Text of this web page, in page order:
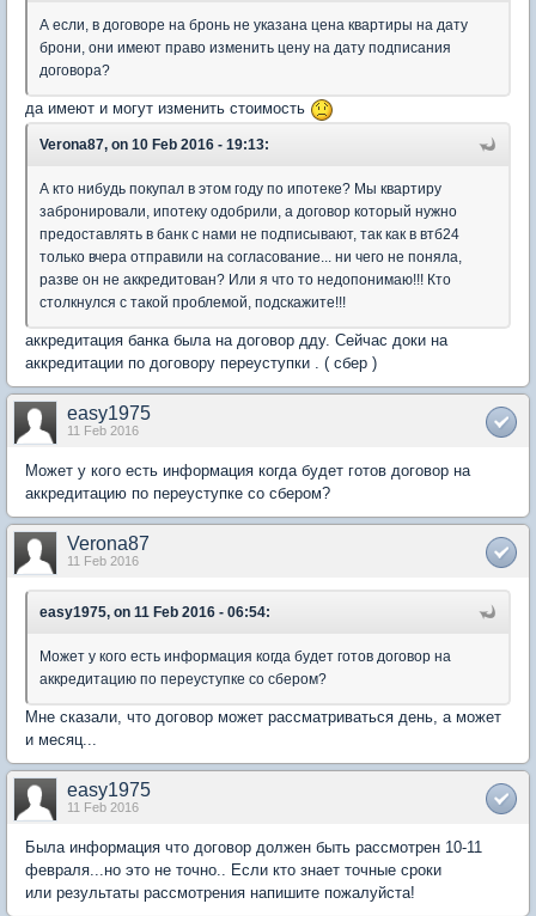
А если, в договоре на бронь не указана цена квартиры на дату
брони, они имеют право изменить цену на дату подписания
договора?
да имеют и могут изменить стоимость
Verona87, on 10 Feb 2016 - 19:13:
А кто нибудь покупал в этом году по ипотеке? Мы квартиру
забронировали, ипотеку одобрили, а договор который нужно
предоставлять в банк с нами не подписывают, так как в втб24
только вчера отправили на согласование... ни чего не поняла,
разве он не аккредитован? Или я что то недопонимаю!!! Кто
столкнулся с такой проблемой, подскажите!!!
аккредитация банка была на договор дду. Сейчас доки на
аккредитации по договору переуступки . ( сбер )
easy1975
11 Feb 2016
Может у кого есть информация когда будет готов договор на
аккредитацию по переуступке со сбером?
Verona87
11 Feb 2016
easy1975, on 11 Feb 2016 - 06:54:
Может у кого есть информация когда будет готов договор на
аккредитацию по переуступке со сбером?
Мне сказали, что договор может рассматриваться день, а может
и месяц...
easy1975
11 Feb 2016
Была информация что договор должен быть рассмотрен 10-11
февраля...но это не точно.. Если кто знает точные сроки
или результаты рассмотрения напишите пожалуйста!